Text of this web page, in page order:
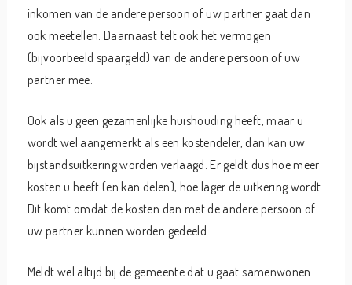
inkomen van de andere persoon of uw partner gaat dan
ook meetellen. Daarnaast telt ook het vermogen
(bijvoorbeeld spaargeld) van de andere persoon of uw
partner mee.
Ook als u geen gezamenlijke huishouding heeft, maar u
wordt wel aangemerkt als een kostendeler, dan kan uw
bijstandsuitkering worden verlaagd. Er geldt dus hoe meer
kosten u heeft (en kan delen), hoe lager de uitkering wordt.
Dit komt omdat de kosten dan met de andere persoon of
uw partner kunnen worden gedeeld.
Meldt wel altijd bij de gemeente dat u gaat samenwonen.